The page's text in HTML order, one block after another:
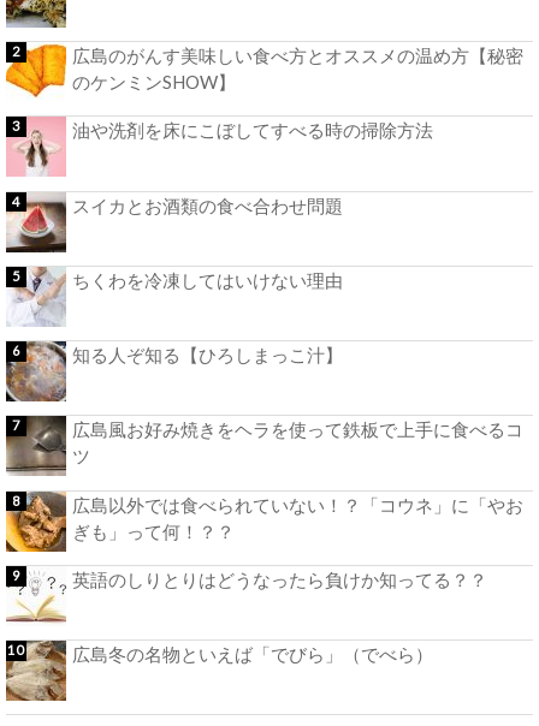
広島のがんす美味しい食べ方とオススメの温め方【秘密
のケンミンSHOW】
油や洗剤を床にこぼしてすべる時の掃除方法
スイカとお酒類の食べ合わせ問題
ちくわを冷凍してはいけない理由
知る人ぞ知る【ひろしまっこ汁】
広島風お好み焼きをヘラを使って鉄板で上手に食べるコ
ツ
広島以外では食べられていない！？「コウネ」に「やお
ぎも」って何！？？
英語のしりとりはどうなったら負けか知ってる？？
広島冬の名物といえば「でびら」（でべら）